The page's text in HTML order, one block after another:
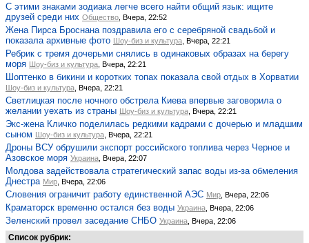
С этими знаками зодиака легче всего найти общий язык: ищите
друзей среди них Общество , Вчера, 22:52
Жена Пирса Броснана поздравила его с серебряной свадьбой и
показала архивные фото Шоу-биз и культура , Вчера, 22:21
Ребрик с тремя дочерьми снялись в одинаковых образах на берегу
моря Шоу-биз и культура , Вчера, 22:21
Шоптенко в бикини и коротких топах показала свой отдых в Хорватии
Шоу-биз и культура , Вчера, 22:21
Светлицкая после ночного обстрела Киева впервые заговорила о
желании уехать из страны Шоу-биз и культура , Вчера, 22:21
Экс-жена Кличко поделилась редкими кадрами с дочерью и младшим
сыном Шоу-биз и культура , Вчера, 22:21
Дроны ВСУ обрушили экспорт российского топлива через Черное и
Азовское моря Украина , Вчера, 22:07
Молдова задействовала стратегический запас воды из-за обмеления
Днестра Мир , Вчера, 22:06
Словения ограничит работу единственной АЭС Мир , Вчера, 22:06
Краматорск временно остался без воды Украина , Вчера, 22:06
Зеленский провел заседание СНБО Украина , Вчера, 22:06
Список рубрик: